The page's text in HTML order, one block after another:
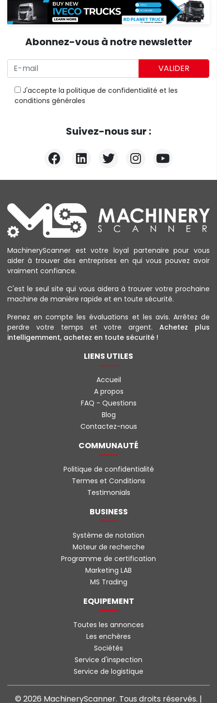
Abonnez-vous à notre newsletter
VALIDER
J'accepte la politique de confidentialité et les
conditions générales
Suivez-nous sur :
MachineryScanner est votre loyal partenaire pour vous
aider à trouver des entreprises en qui vous pouvez avoir
vraiment confiance.
C'est le seul site qui vous aidera à trouver votre prochaine
machine de manière rapide et en toute sécurité.
Prenez en compte les évaluations et les avis. Arrêtez de
perdre votre temps et votre argent.Achetez plus
intelligemment, achetez en toute sécurité !
LIENS UTILES
Accueil
A propos
FAQ - Questions
Blog
Contactez-nous
COMMUNAUTÉ
Politique de confidentialité
Termes et Conditions
Testimonials
BUSINESS
Système de notation
Moteur de recherche
Programme de certification
Marketing LAB
MS Trading
EQUIPEMENT
Toutes les annonces
Les enchères
Sociétés
Service d'inspection
Service de logistique
© 2026 MachineryScanner. Tous droits réservés. |